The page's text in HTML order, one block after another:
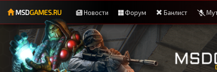
MSDGAMES.RU Новости Форум Банлист